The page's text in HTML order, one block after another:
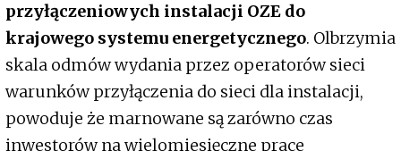
przyłączeniowych instalacji OZE do
krajowego systemu energetycznego. Olbrzymia
skala odmów wydania przez operatorów sieci
warunków przyłączenia do sieci dla instalacji,
powoduje że marnowane są zarówno czas
inwestorów na wielomiesięczne prace